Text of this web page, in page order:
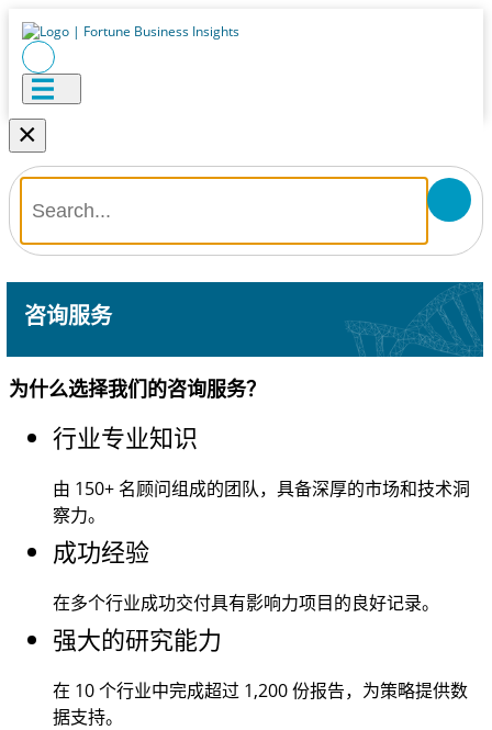
×
咨询服务
为什么选择我们的咨询服务？
行业专业知识
由 150+ 名顾问组成的团队，具备深厚的市场和技术洞
察力。
成功经验
在多个行业成功交付具有影响力项目的良好记录。
强大的研究能力
在 10 个行业中完成超过 1,200份报告，为策略提供数
据支持。